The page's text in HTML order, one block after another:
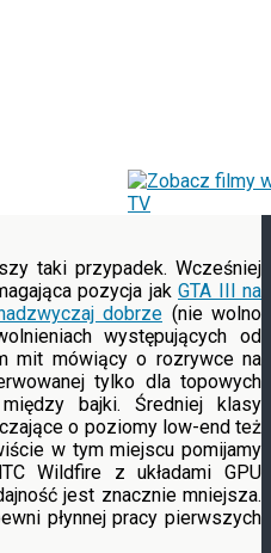
taki przypadek. Wcześniej
pozycja jak GTA III na
dobrze (nie wolno
występujących od
mit mówiący o rozrywce na
tylko dla topowych
bajki. Średniej klasy
o poziomy low-end też
w tym miejscu pomijamy
Wildfire z układami GPU
jest znacznie mniejsza.
płynnej pracy pierwszych